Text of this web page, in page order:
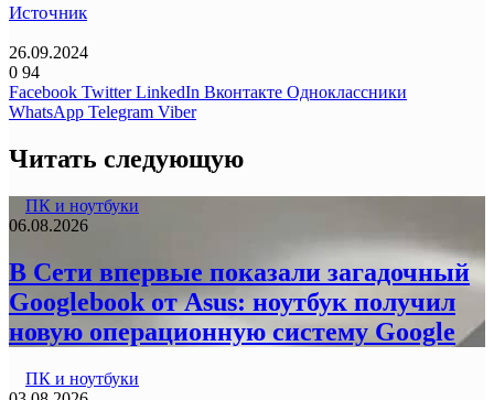
Источник
26.09.2024
0 94
Facebook Twitter LinkedIn Вконтакте Одноклассники
WhatsApp Telegram Viber
Читать следующую
ПК и ноутбуки
06.08.2026
В Сети впервые показали загадочный
Googlebook от Asus: ноутбук получил
новую операционную систему Google
ПК и ноутбуки